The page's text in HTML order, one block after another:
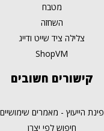
מטבח
השחזה
צלילה ציד שייט ודייג
ShopVM
קישורים חשובים
פינת הייעוץ - מאמרים שימושיים
חיפוש לפי יצרן